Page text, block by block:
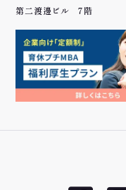
第二渡邊ビル 7階